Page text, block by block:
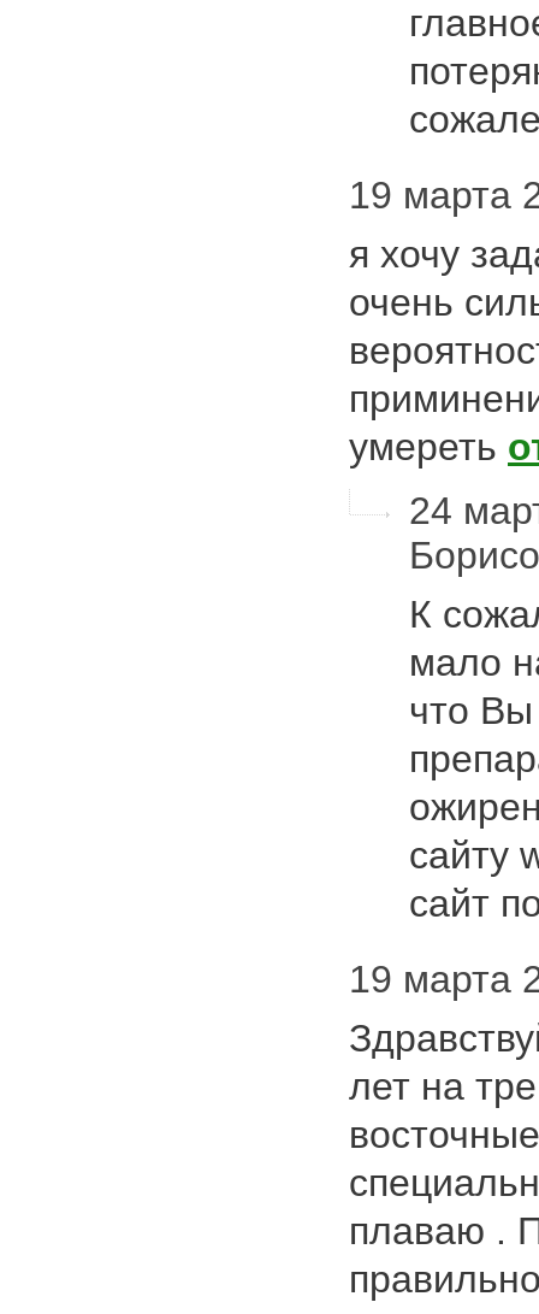
19 марта
я хочу
очень
умереть
24
К
мало
что Вы
сайту
сайт
19 марта
лет на
плаваю .